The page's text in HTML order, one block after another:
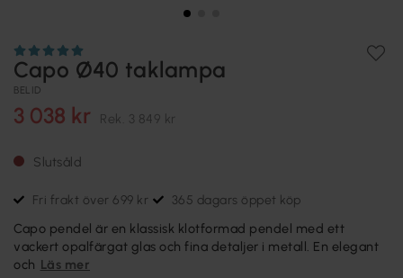
Capo Ø40 taklampa
BELID
3 038 kr Rek. 3 849 kr
Slutsåld
Fri frakt över 699 kr 365 dagars öppet köp
Capo pendel är en klassisk klotformad pendel med ett
vackert opalfärgat glas och fina detaljer i metall. En elegant
och Läs mer